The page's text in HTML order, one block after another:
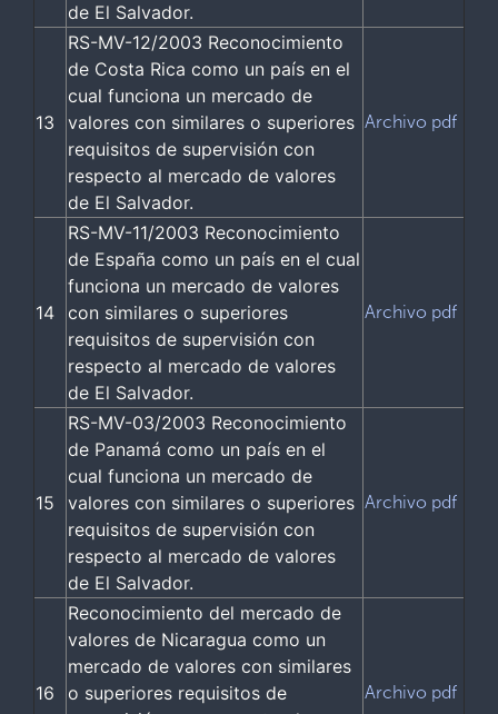
de El Salvador.
13
RS-MV-12/2003 Reconocimiento
de Costa Rica como un país en el
cual funciona un mercado de
valores con similares o superiores
requisitos de supervisión con
respecto al mercado de valores
de El Salvador.
Archivo pdf
14
RS-MV-11/2003 Reconocimiento
de España como un país en el cual
funciona un mercado de valores
con similares o superiores
requisitos de supervisión con
respecto al mercado de valores
de El Salvador.
Archivo pdf
15
RS-MV-03/2003 Reconocimiento
de Panamá como un país en el
cual funciona un mercado de
valores con similares o superiores
requisitos de supervisión con
respecto al mercado de valores
de El Salvador.
Archivo pdf
16
Reconocimiento del mercado de
valores de Nicaragua como un
mercado de valores con similares
o superiores requisitos de
Archivo pdf